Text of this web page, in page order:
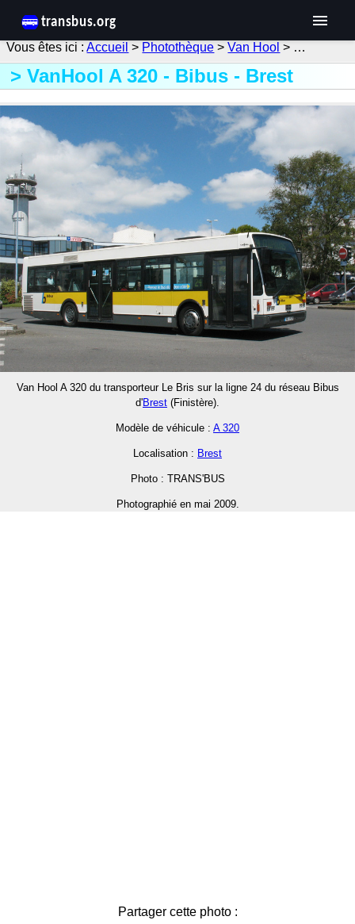
Accueil > Photothèque >Van Hool > …
VanHool A 320 - Bibus - Brest
Van Hool A 320 du transporteur Le Bris sur la ligne 24 du réseau Bibus
d'Brest (Finistère).
Modèle de véhicule : A 320
Localisation : Brest
Photo : TRANS'BUS
Photographié en mai 2009.
Partager cette photo :